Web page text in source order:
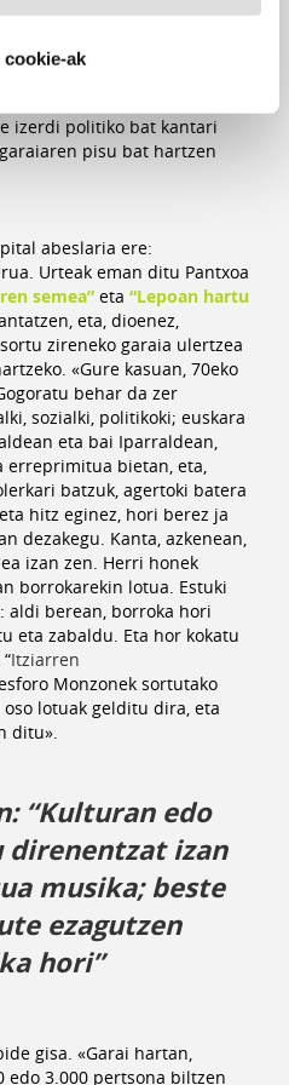
cookie-ak
diola balio estra bat:
izerdi politiko bat kantari
pisu bat hartzen
abeslaria ere:
Urteak eman ditu Pantxoa
semea” eta “Lepoan hartu
eta, dioenez,
zireneko garaia ulertzea
«Gure kasuan, 70eko
behar da zer
sozialki, politikoki; euskara
eta bai Iparraldean,
erreprimitua bietan, eta,
batzuk, agertoki batera
hitz eginez, hori berez ja
dezakegu. Kanta, azkenean,
izan zen. Herri honek
borrokarekin lotua. Estuki
aldi berean, borroka hori
eta zabaldu. Eta hor kokatu
“Itziarren
Monzonek sortutako
lotuak gelditu dira, eta
ditu».
“Kulturan edo
izan
musika; beste
ezagutzen
hori”
gisa. «Garai hartan,
3.000 pertsona biltzen